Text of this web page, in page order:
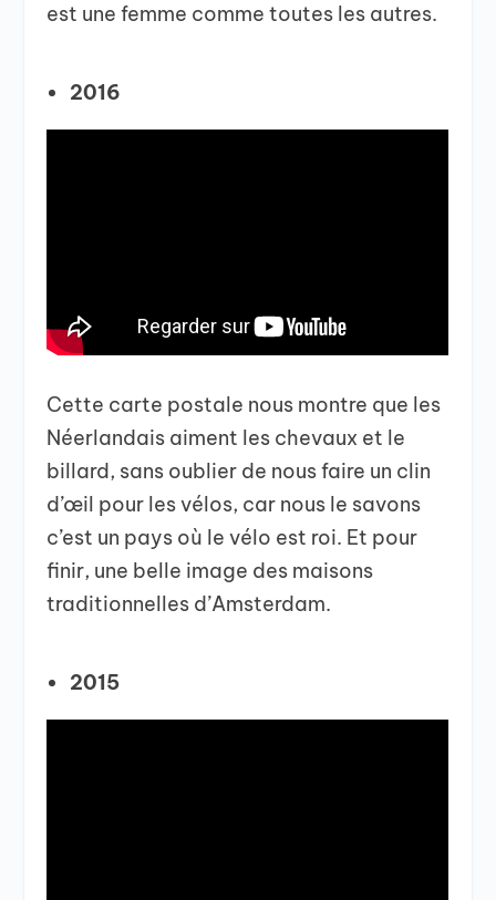
est une femme comme toutes les autres.
2016
Cette carte postale nous montre que les
Néerlandais aiment les chevaux et le
billard, sans oublier de nous faire un clin
d’œil pour les vélos, car nous le savons
c’est un pays où le vélo est roi. Et pour
finir, une belle image des maisons
traditionnelles d’Amsterdam.
2015